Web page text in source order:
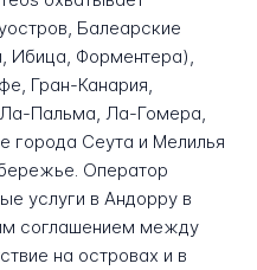
Балеарские
Ибица, Форментера),
Гран-Канария,
Ла-Пальма, Ла-Гомера,
города Сеута и Мелилья
Оператор
услуги в Андорру в
соглашением между
на островах и в